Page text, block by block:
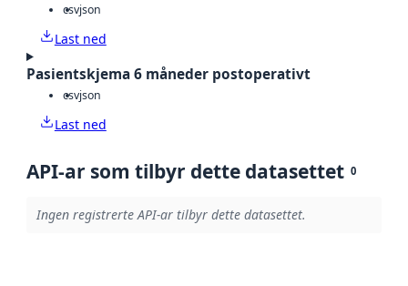
csvjson
Last ned
Pasientskjema 6 måneder postoperativt
csvjson
Last ned
API-ar som tilbyr dette datasettet 0
Ingen registrerte API-ar tilbyr dette datasettet.